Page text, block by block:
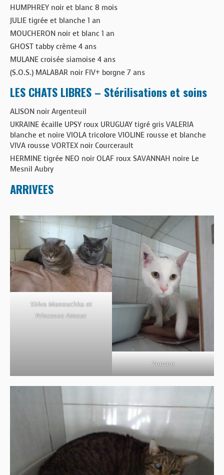
HUMPHREY noir et blanc 8 mois
JULIE tigrée et blanche 1 an
MOUCHERON noir et blanc 1 an
GHOST tabby crème 4 ans
MULANE croisée siamoise 4 ans
(S.O.S.) MALABAR noir FIV+ borgne 7 ans
LES CHATS LIBRES – Stérilisations et soins
ALISON noir Argenteuil
UKRAINE écaille UPSY roux URUGUAY tigré gris VALERIA
blanche et noire VIOLA tricolore VIOLINE rousse et blanche
VIVA rousse VORTEX noir Courcerault
HERMINE tigrée NEO noir OLAF roux SAVANNAH noire Le
Mesnil Aubry
ARRIVEES
Shiva Manouchka et
Princesse Amour
Zouzou